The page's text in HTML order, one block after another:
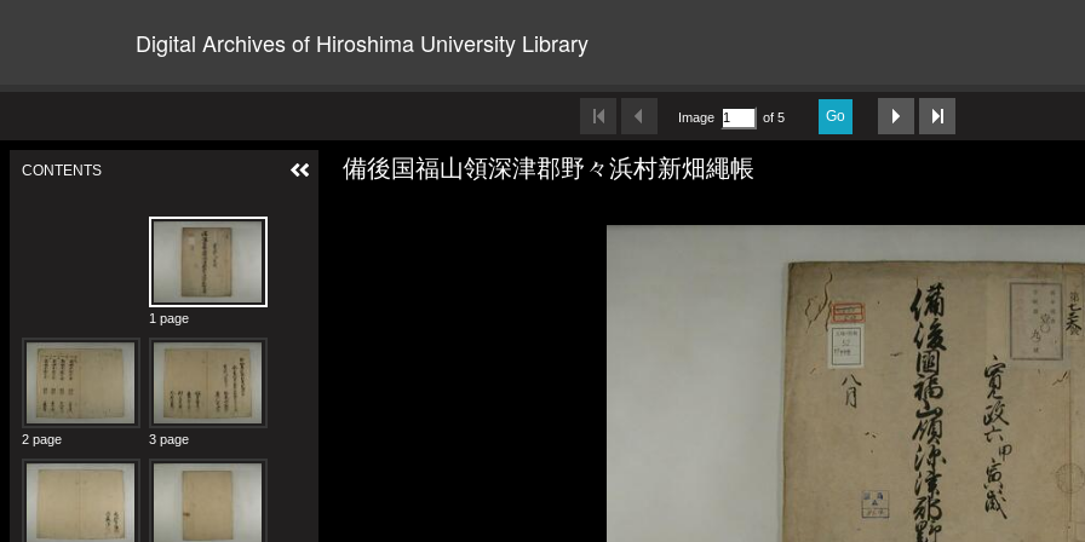
Digital Archives of Hiroshima University Library